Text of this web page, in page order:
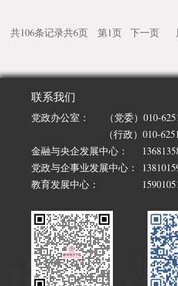
共106条记录共6页 第1页 下一页
联系我们
党政办公室：
（党委）010-
（行政）010-
金融与央企发展中心：
党政与企事业发展中心：
教育发展中心：